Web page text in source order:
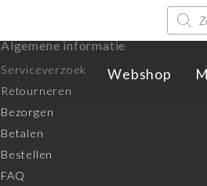
zoeken
Webshop
Algemene informatie
Serviceverzoek
Retourneren
Bezorgen
Betalen
Bestellen
FAQ